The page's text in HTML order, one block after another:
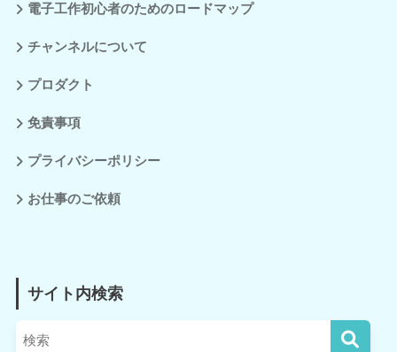
電子工作初心者のためのロードマップ
チャンネルについて
プロダクト
免責事項
プライバシーポリシー
お仕事のご依頼
サイト内検索